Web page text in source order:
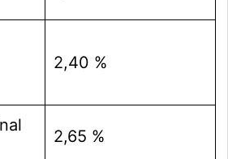
2,40 %
2,65 %